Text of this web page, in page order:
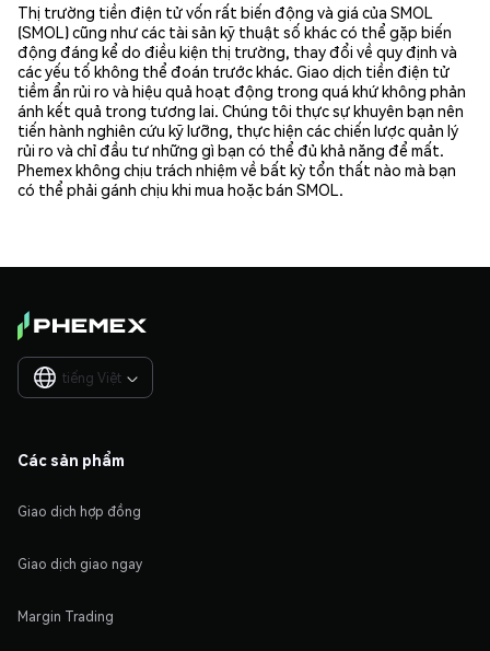
Thị trường tiền điện tử vốn rất biến động và giá của SMOL
(SMOL) cũng như các tài sản kỹ thuật số khác có thể gặp biến
động đáng kể do điều kiện thị trường, thay đổi về quy định và
các yếu tố không thể đoán trước khác. Giao dịch tiền điện tử
tiềm ẩn rủi ro và hiệu quả hoạt động trong quá khứ không phản
ánh kết quả trong tương lai. Chúng tôi thực sự khuyên bạn nên
tiến hành nghiên cứu kỹ lưỡng, thực hiện các chiến lược quản lý
rủi ro và chỉ đầu tư những gì bạn có thể đủ khả năng để mất.
Phemex không chịu trách nhiệm về bất kỳ tổn thất nào mà bạn
có thể phải gánh chịu khi mua hoặc bán SMOL.
tiếng Việt 
Các sản phẩm
Giao dịch hợp đồng
Giao dịch giao ngay
Margin Trading